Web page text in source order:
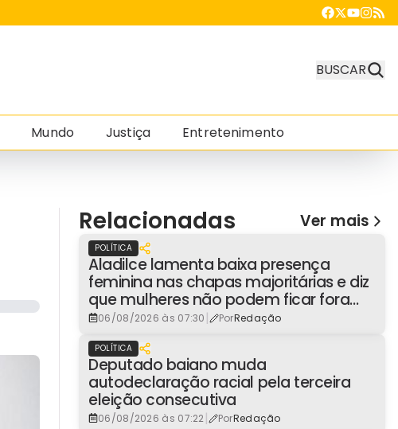
BUSCAR
Mundo Justiça Entretenimento
Relacionadas Ver mais
POLÍTICA
Aladilce lamenta baixa presença
feminina nas chapas majoritárias e diz
que mulheres não podem ficar fora
dos espaços de poder
06/08/2026 às 07:30 | PorRedação
POLÍTICA
Deputado baiano muda
autodeclaração racial pela terceira
eleição consecutiva
06/08/2026 às 07:22| PorRedação